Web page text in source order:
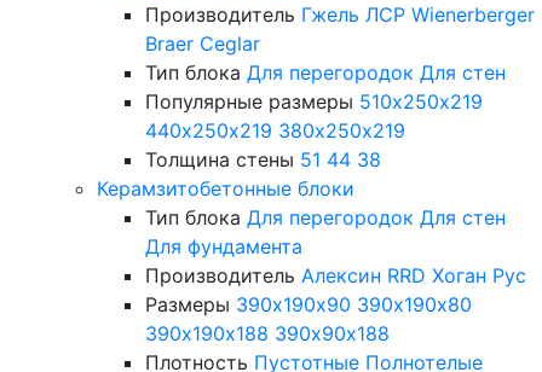
Производитель Гжель ЛСР Wienerberger
Braer Ceglar
Тип блока Для перегородок Для стен
Популярные размеры 510х250х219
440х250х219 380х250х219
Толщина стены 51 44 38
Керамзитобетонные блоки
Тип блока Для перегородок Для стен
Для фундамента
Производитель Алексин RRD Хоган Рус
Размеры 390х190х90 390х190х80
390х190х188 390х90х188
Плотность Пустотные Полнотелые